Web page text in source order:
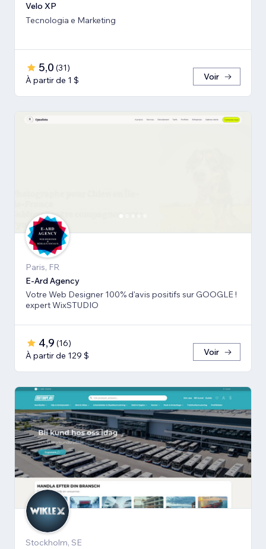
Velo XP
Tecnologia e Marketing
5,0 (31)
À partir de 1 $
Voir
Paris, FR
E-Ard Agency
Votre Web Designer 100% d'avis positifs sur GOOGLE !
expert WixSTUDIO
4,9 (16)
À partir de 129 $
Voir
Stockholm, SE